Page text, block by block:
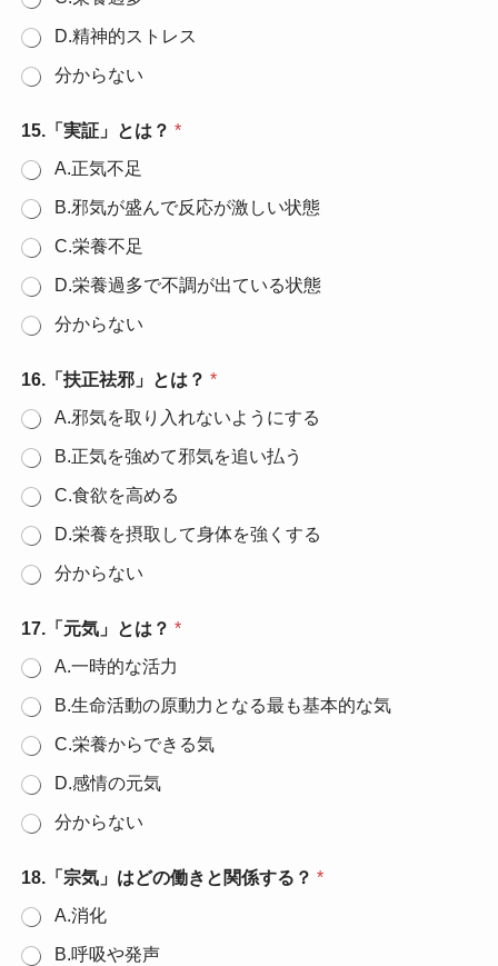
D.精神的ストレス
分からない
15.「実証」とは？ *
A.正気不足
B.邪気が盛んで反応が激しい状態
C.栄養不足
D.栄養過多で不調が出ている状態
分からない
16.「扶正祛邪」とは？ *
A.邪気を取り入れないようにする
B.正気を強めて邪気を追い払う
C.食欲を高める
D.栄養を摂取して身体を強くする
分からない
17.「元気」とは？ *
A.一時的な活力
B.生命活動の原動力となる最も基本的な気
C.栄養からできる気
D.感情の元気
分からない
18.「宗気」はどの働きと関係する？ *
A.消化
B.呼吸や発声